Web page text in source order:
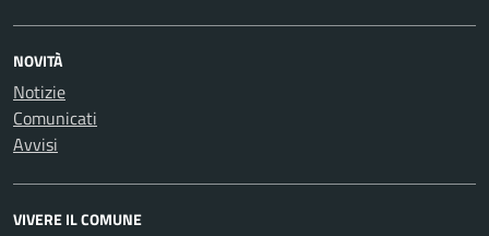
NOVITÀ
Notizie
Comunicati
Avvisi
VIVERE IL COMUNE